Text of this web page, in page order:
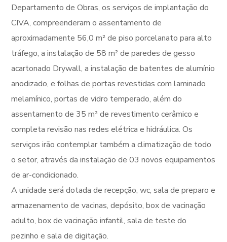
Departamento de Obras, os serviços de implantação do
CIVA, compreenderam o assentamento de
aproximadamente 56,0 m² de piso porcelanato para alto
tráfego, a instalação de 58 m² de paredes de gesso
acartonado Drywall, a instalação de batentes de alumínio
anodizado, e folhas de portas revestidas com laminado
melamínico, portas de vidro temperado, além do
assentamento de 35 m² de revestimento cerâmico e
completa revisão nas redes elétrica e hidráulica. Os
serviços irão contemplar também a climatização de todo
o setor, através da instalação de 03 novos equipamentos
de ar-condicionado.
A unidade será dotada de recepção, wc, sala de preparo e
armazenamento de vacinas, depósito, box de vacinação
adulto, box de vacinação infantil, sala de teste do
pezinho e sala de digitação.